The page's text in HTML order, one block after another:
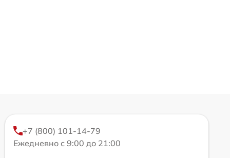
+7 (800) 101-14-79
Ежедневно с 9:00 до 21:00